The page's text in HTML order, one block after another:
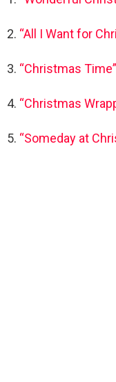
2. “All I Want for
3. “Christmas
4. “Christmas
5. “Someday at